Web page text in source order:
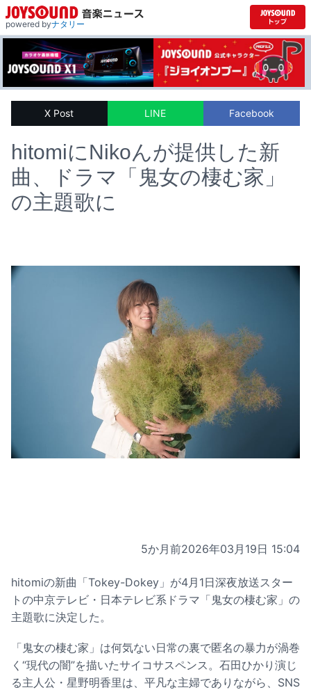
powered byナタリー
X Post LINE Facebook
hitomiにNikoんが提供した新
曲、ドラマ「鬼女の棲む家」
の主題歌に
5か月前2026年03月19日 15:04
hitomiの新曲「Tokey-Dokey」が4月1日深夜放送スター
トの中京テレビ・日本テレビ系ドラマ「鬼女の棲む家」の
主題歌に決定した。
「鬼女の棲む家」は何気ない日常の裏で匿名の暴力が渦巻
く“現代の闇”を描いたサイコサスペンス。石田ひかり演じ
る主人公・星野明香里は、平凡な主婦でありながら、SNS